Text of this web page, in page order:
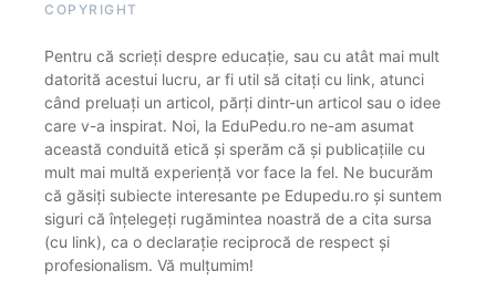
COPYRIGHT
Pentru că scrieți despre educație, sau cu atât mai mult
datorită acestui lucru, ar fi util să citați cu link, atunci
când preluați un articol, părți dintr-un articol sau o idee
care v-a inspirat. Noi, la EduPedu.ro ne-am asumat
această conduită etică și sperăm că și publicațiile cu
mult mai multă experiență vor face la fel. Ne bucurăm
că găsiți subiecte interesante pe Edupedu.ro și suntem
siguri că înțelegeți rugămintea noastră de a cita sursa
(cu link), ca o declarație reciprocă de respect și
profesionalism. Vă mulțumim!